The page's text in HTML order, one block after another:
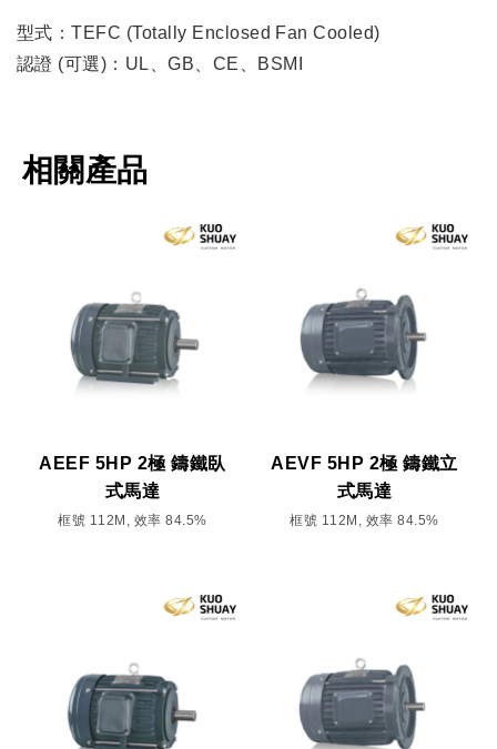
型式：TEFC (Totally Enclosed Fan Cooled)
認證 (可選)：UL、GB、CE、BSMI
相關產品
AEEF 5HP 2極 鑄鐵臥
式馬達
框號 112M, 效率 84.5%
AEVF 5HP 2極 鑄鐵立
式馬達
框號 112M, 效率 84.5%